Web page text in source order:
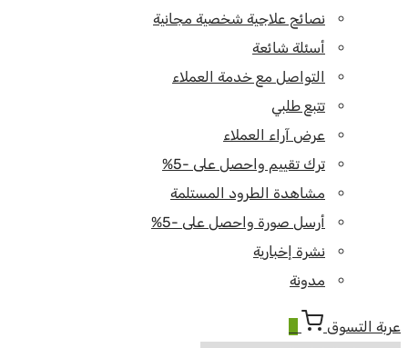
نصائح علاجية شخصية مجانية
أسئلة شائعة
التواصل مع خدمة العملاء
تتبع طلبي
عرض آراء العملاء
ترك تقييم واحصل على -5%
مشاهدة الطرود المستلمة
أرسل صورة واحصل على -5%
نشرة إخبارية
مدونة
عربة التسوق